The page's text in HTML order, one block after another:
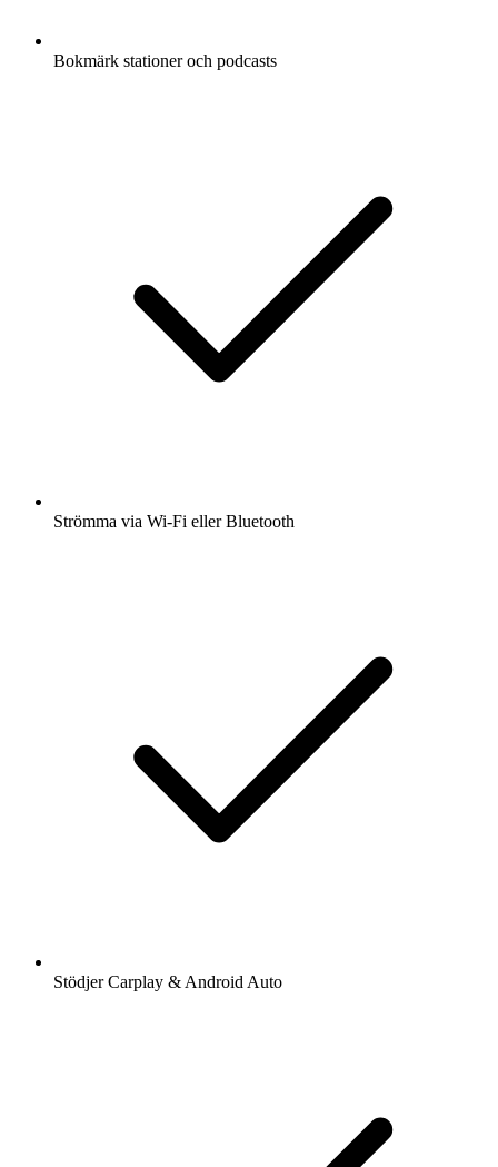
Bokmärk stationer och podcasts
Strömma via Wi-Fi eller Bluetooth
Stödjer Carplay & Android Auto